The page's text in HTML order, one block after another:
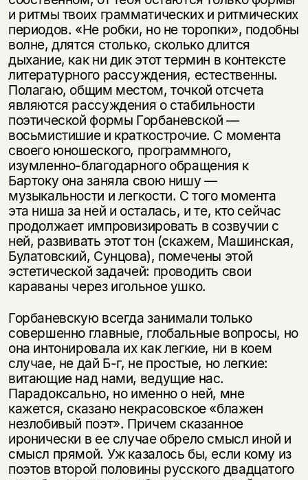
и ритмы твоих грамматических и ритмических
периодов. «Не робки, но не торопки», по­добны
волне, длятся столько, сколько длится
дыхание, как ни дик этот термин в контексте
литературного рассуждения, естественны.
Полагаю, общим мес­том, точкой отсчета
являются рассуждения о стабильности
поэтической фор­мы Горбаневской —
восьмистишие и краткострочие. С момента
своего юно­шеского, программного,
изумленно-благодарного обращения к
Бартоку она заняла свою нишу —
музыкальности и легкости. С того момента
эта ниша за ней и осталась, и те, кто сейчас
продолжает импровизировать в созвучии с
ней, развивать этот тон (скажем, Машинская,
Булатовский, Сунцова), помечены этой
эстетической задачей: проводить свои
караваны через игольное ушко.
Горбаневскую всегда занимали только
совершенно главные, глобальные вопросы, но
она интонировала их как легкие, ни в коем
случае, не дай Б-г, не простые, но легкие:
витающие над нами, ведущие нас.
Парадоксально, но именно о ней, мне
кажется, сказано некрасовское «блажен
незлобивый поэт». Причем сказанное
иронически в ее случае обрело смысл иной и
смысл пря­мой. Уж казалось бы, если кому из
поэтов второй половины русского двадца­того